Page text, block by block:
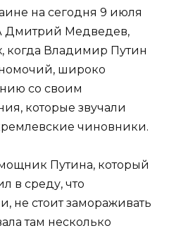
на сегодня 9 июля
Дмитрий Медведев,
когда Владимир Путин
широко
со своим
которые звучали
чиновники.
Путина, который
в среду, что
не стоит замораживать
там несколько